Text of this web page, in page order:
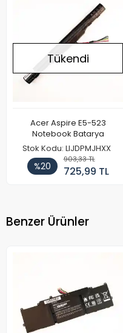
Tükendi
Acer Aspire E5-523
Notebook Batarya
Stok Kodu: LIJDPMJHXX
%20
903,33 TL
725,99 TL
Benzer Ürünler